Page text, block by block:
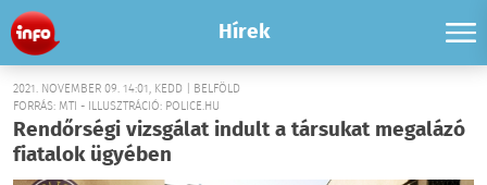
Hírek
2021. NOVEMBER 09. 14:01, KEDD | BELFÖLD
FORRÁS: MTI - ILLUSZTRÁCIÓ: POLICE.HU
Rendőrségi vizsgálat indult a társukat megalázó
fiatalok ügyében